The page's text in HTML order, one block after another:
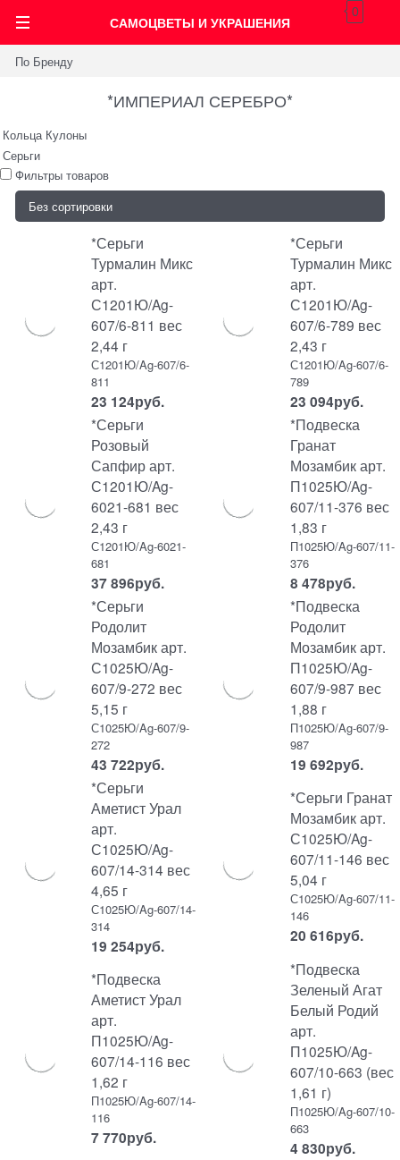
САМОЦВЕТЫ И УКРАШЕНИЯ
0
По Бренду
*ИМПЕРИАЛ СЕРЕБРО*
Кольца Кулоны
Серьги
Фильтры товаров
*Серьги
Турмалин Микс
арт.
С1201Ю/Ag-
607/6-811 вес
2,44 г
С1201Ю/Ag-607/6-
811
23 124руб.
*Серьги
Турмалин Микс
арт.
С1201Ю/Ag-
607/6-789 вес
2,43 г
С1201Ю/Ag-607/6-
789
23 094руб.
*Серьги
Розовый
Сапфир арт.
С1201Ю/Ag-
6021-681 вес
2,43 г
С1201Ю/Ag-6021-
681
37 896руб.
*Подвеска
Гранат
Мозамбик арт.
П1025Ю/Ag-
607/11-376 вес
1,83 г
П1025Ю/Ag-607/11-
376
8 478руб.
*Серьги
Родолит
Мозамбик арт.
С1025Ю/Ag-
607/9-272 вес
5,15 г
С1025Ю/Ag-607/9-
272
43 722руб.
*Подвеска
Родолит
Мозамбик арт.
П1025Ю/Ag-
607/9-987 вес
1,88 г
П1025Ю/Ag-607/9-
987
19 692руб.
*Серьги
Аметист Урал
арт.
С1025Ю/Ag-
607/14-314 вес
4,65 г
С1025Ю/Ag-607/14-
314
19 254руб.
*Серьги Гранат
Мозамбик арт.
С1025Ю/Ag-
607/11-146 вес
5,04 г
С1025Ю/Ag-607/11-
146
20 616руб.
*Подвеска
Аметист Урал
арт.
П1025Ю/Ag-
607/14-116 вес
1,62 г
П1025Ю/Ag-607/14-
116
7 770руб.
*Подвеска
Зеленый Агат
Белый Родий
арт.
П1025Ю/Ag-
607/10-663 (вес
1,61 г)
П1025Ю/Ag-607/10-
663
4 830руб.